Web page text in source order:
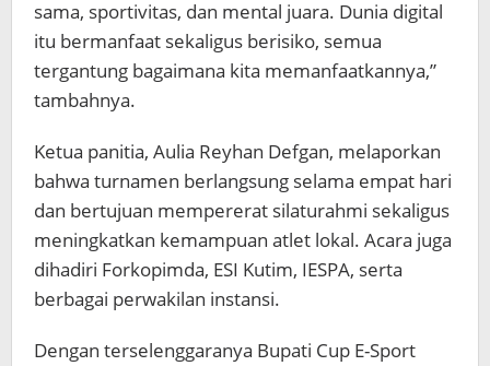
sama, sportivitas, dan mental juara. Dunia digital
itu bermanfaat sekaligus berisiko, semua
tergantung bagaimana kita memanfaatkannya,”
tambahnya.
Ketua panitia, Aulia Reyhan Defgan, melaporkan
bahwa turnamen berlangsung selama empat hari
dan bertujuan mempererat silaturahmi sekaligus
meningkatkan kemampuan atlet lokal. Acara juga
dihadiri Forkopimda, ESI Kutim, IESPA, serta
berbagai perwakilan instansi.
Dengan terselenggaranya Bupati Cup E-Sport